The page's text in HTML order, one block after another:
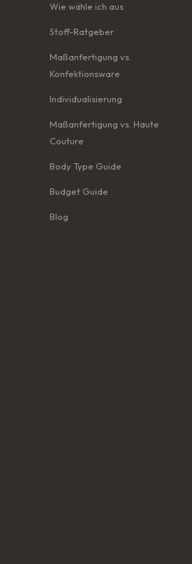
Wie wähle ich aus
Stoff-Ratgeber
Maßanfertigung vs.
Konfektionsware
Individualisierung
Maßanfertigung vs. Haute
Couture
Body Type Guide
Budget Guide
Blog